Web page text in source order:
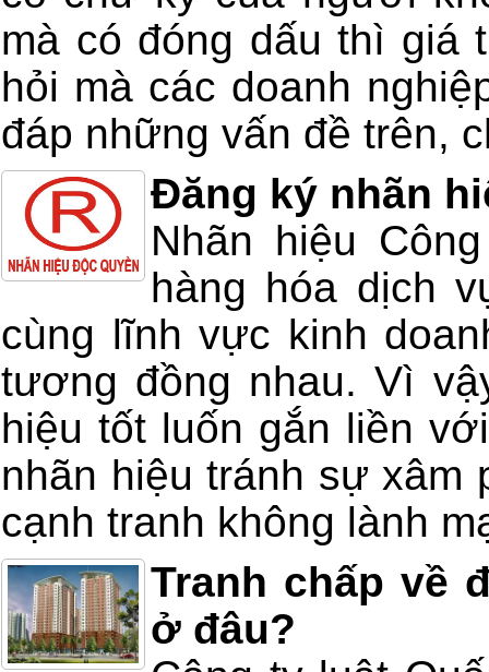
mà có đóng dấu thì giá
hỏi mà các doanh
đáp những vấn đề trên,
Đăng ký nhãn
Nhãn hiệu
hàng hóa dịch
cùng lĩnh vực kinh
tương đồng nhau. Vì
hiệu tốt luốn gắn liền
nhãn hiệu tránh sự xâm
cạnh tranh không lành
Tranh chấp về
ở đâu?